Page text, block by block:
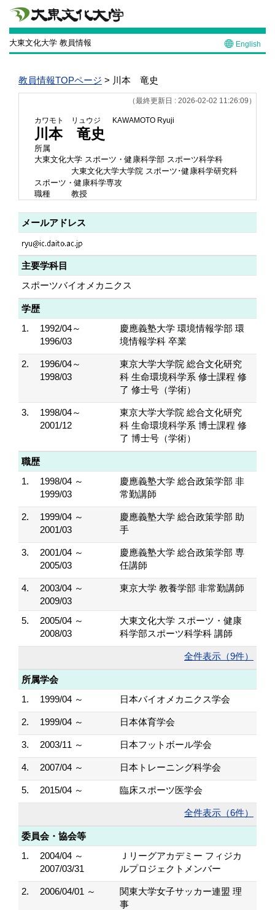
大東文化大学 教員情報 English
教員情報TOPページ > 川本 竜史
（最終更新日 : 2026-02-02 11:26:09）
カワモト リュウジ KAWAMOTO Ryuji
川本 竜史
所属
大東文化大学 スポーツ・健康科学部 スポーツ科学科
大東文化大学大学院 スポーツ･健康科学研究科
スポーツ・健康科学専攻
職種
教授
メールアドレス
主要学科目
スポーツバイオメカニクス
学歴
1.
1992/04～
1996/03
慶應義塾大学 環境情報学部 環
境情報学科 卒業
2.
1996/04～
1998/03
東京大学大学院 総合文化研究
科 生命環境科学系 修士課程 修
了 修士号（学術）
3.
1998/04～
2001/12
東京大学大学院 総合文化研究
科 生命環境科学系 博士課程 修
了 博士号（学術）
職歴
1.
1998/04 ～
1999/03
慶應義塾大学 総合政策学部 非
常勤講師
2.
1999/04 ～
2001/03
慶應義塾大学 総合政策学部 助
手
3.
2001/04 ～
2005/03
慶應義塾大学 総合政策学部 専
任講師
4.
2003/04 ～
2009/03
東京大学 教養学部 非常勤講師
5.
2005/04 ～
2008/03
大東文化大学 スポーツ・健康
科学部スポーツ科学科 講師
全件表示（9件）
所属学会
1.
1999/04 ～ 日本バイオメカニクス学会
2. 1999/04 ～ 日本体育学会
3. 2003/11 ～ 日本フットボール学会
4. 2007/04 ～ 日本トレーニング科学会
5. 2015/04 ～ 臨床スポーツ医学会
全件表示（6件）
委員会・協会等
1.
2004/04 ～
2007/03/31
Ｊリーグアカデミー フィジカ
ルプロジェクトメンバー
2. 2006/04/01 ～
関東大学女子サッカー連盟 理
事